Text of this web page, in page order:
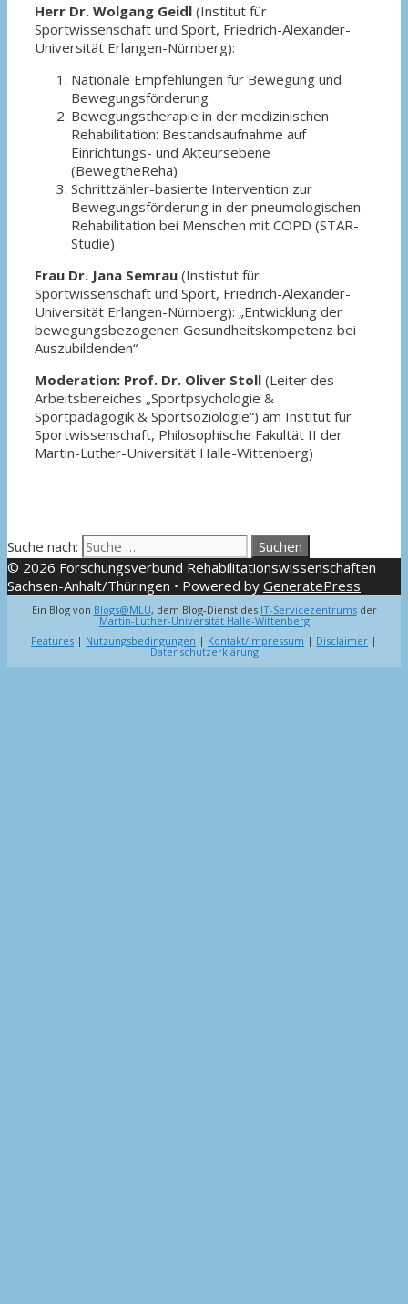
Herr Dr. Wolgang Geidl (Institut für
Sportwissenschaft und Sport, Friedrich-Alexander-
Universität Erlangen-Nürnberg):
Nationale Empfehlungen für Bewegung und
Bewegungsförderung
Bewegungstherapie in der medizinischen
Rehabilitation: Bestandsaufnahme auf
Einrichtungs- und Akteursebene
(BewegtheReha)
Schrittzähler-basierte Intervention zur
Bewegungsförderung in der pneumologischen
Rehabilitation bei Menschen mit COPD (STAR-
Studie)
Frau Dr. Jana Semrau (Instistut für
Sportwissenschaft und Sport, Friedrich-Alexander-
Universität Erlangen-Nürnberg): „Entwicklung der
bewegungsbezogenen Gesundheitskompetenz bei
Auszubildenden“
Moderation: Prof. Dr. Oliver Stoll (Leiter des
Arbeitsbereiches „Sportpsychologie &
Sportpädagogik & Sportsoziologie“) am Institut für
Sportwissenschaft, Philosophische Fakultät II der
Martin-Luther-Universität Halle-Wittenberg)
Suche nach:
© 2026 Forschungsverbund Rehabilitationswissenschaften
Sachsen-Anhalt/Thüringen • Powered by GeneratePress
Ein Blog von Blogs@MLU, dem Blog-Dienst des IT-Servicezentrumsder
Martin-Luther-Universität Halle-Wittenberg
Features | Nutzungsbedingungen | Kontakt/Impressum | Disclaimer |
Datenschutzerklärung